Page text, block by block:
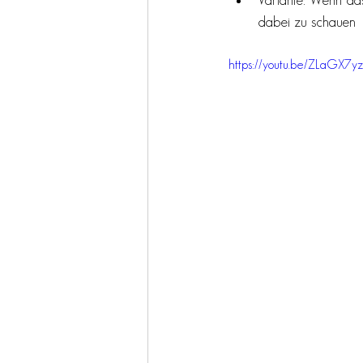
dabei zu schauen
https://youtu.be/